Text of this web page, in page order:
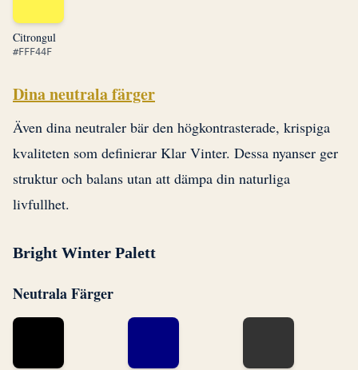
Citrongul
#FFF44F
Dina neutrala färger
Även dina neutraler bär den högkontrasterade, krispiga
kvaliteten som definierar Klar Vinter. Dessa nyanser ger
struktur och balans utan att dämpa din naturliga
livfullhet.
Bright Winter Palett
Neutrala Färger